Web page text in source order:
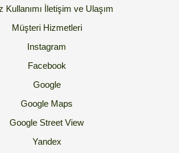
Kullanımı İletişim ve Ulaşım
Müşteri Hizmetleri
Instagram
Facebook
Google
Google Maps
Google Street View
Yandex